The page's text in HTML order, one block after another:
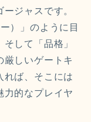
ジャスです。
）」のように目
して「品格」
厳しいゲートキ
れば、そこには
力的なプレイヤ